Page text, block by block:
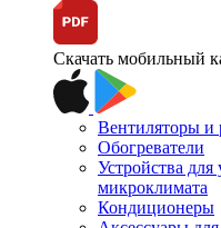
Скачать мобильный
Вентиляторы и
Обогреватели
Устройства
микроклимата
Кондиционеры